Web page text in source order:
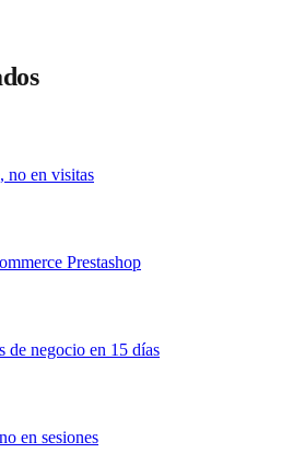
no en visitas
Prestashop
de negocio en 15 días
en sesiones